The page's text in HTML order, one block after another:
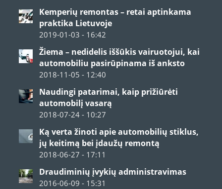
Kemperių remontas – retai aptinkama
praktika Lietuvoje
2019-01-03 - 16:42
Žiema – nedidelis iššūkis vairuotojui, kai
automobiliu pasirūpinama iš anksto
2018-11-05 - 12:40
Naudingi patarimai, kaip prižiūrėti
automobilį vasarą
2018-07-24 - 10:27
Ką verta žinoti apie automobilių stiklus,
jų keitimą bei įdaužų remontą
2018-06-27 - 17:11
Draudiminių įvykių administravimas
2016-06-09 - 15:31